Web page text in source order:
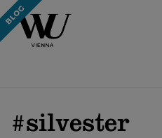
#silvester